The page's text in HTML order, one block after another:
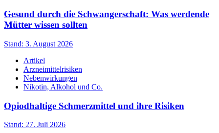
Gesund durch die Schwangerschaft: Was werdende
Mütter wissen sollten
Stand: 3. August 2026
Artikel
Arzneimittelrisiken
Nebenwirkungen
Nikotin, Alkohol und Co.
Opiodhaltige Schmerzmittel und ihre Risiken
Stand: 27. Juli 2026